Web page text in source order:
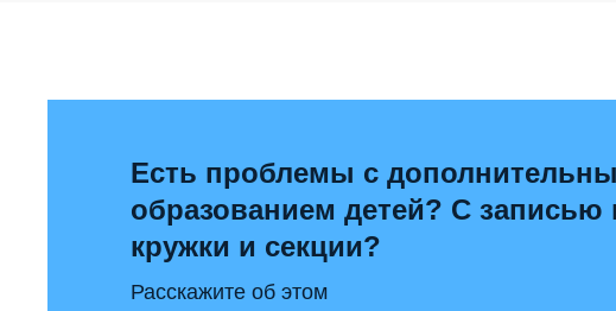
Есть проблемы с
образованием детей? С записью
кружки и секции?
Расскажите об этом